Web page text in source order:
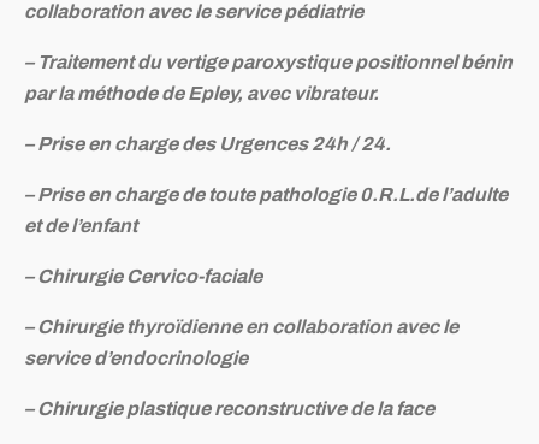
collaboration avec le service pédiatrie
– Traitement du vertige paroxystique positionnel bénin
par la méthode de Epley, avec vibrateur.
– Prise en charge des Urgences 24h / 24.
– Prise en charge de toute pathologie 0.R.L.de l’adulte
et de l’enfant
– Chirurgie Cervico-faciale
– Chirurgie thyroïdienne en collaboration avec le
service d’endocrinologie
– Chirurgie plastique reconstructive de la face